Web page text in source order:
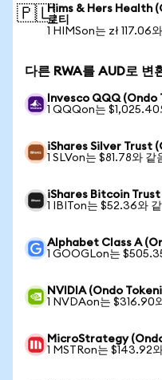
🇵🇱Hims & Hers Health
로티
1 HIMSon는 zł 117.06
다른 RWA를 AUD로 변
Invesco QQQ (Ondo
1 QQQon는 $1,025.40
iShares Silver Trust
1 SLVon는 $81.78와 같
iShares Bitcoin Trust
1 IBITon는 $52.36와
Alphabet Class A
1 GOOGLon는
NVIDIA (Ondo
1 NVDAon는 $316.90
MicroStrategy
1 MSTRon는 $143.92